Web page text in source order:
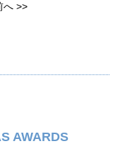
へ >>
AWARDS